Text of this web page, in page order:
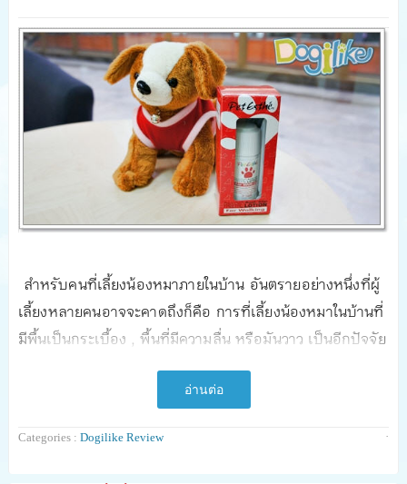
สำหรับคนที่เลี้ยงน้องหมาภายในบ้าน อันตรายอย่างหนึ่งที่ผู้
เลี้ยงหลายคนอาจจะคาดถึงก็คือ การที่เลี้ยงน้องหมาในบ้านที่
มีพื้นเป็นกระเบื้อง , พื้นที่มีความลื่น หรือมันวาว เป็นอีกปัจจัย
เสริมหนึ่งที่จะทำให้น้องหมาเสี่ยงต่อการเป็น
ได้เพราะการให้น้องหมาเดิน หรือวิ่ง บนพื้นลื่นๆ นั้น จะ
เกาะกับพื้น ซึ่งจะเป็นผล
อ่านต่อ
Categories : Dogilike Review ·